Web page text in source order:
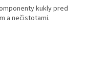
kukly pred
a nečistotami.